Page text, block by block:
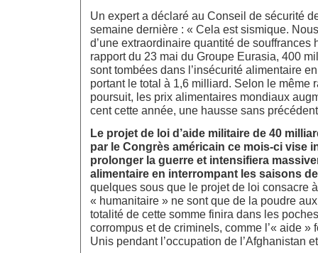
Un expert a déclaré au Conseil de sécurité
semaine dernière : « Cela est sismique.
d’une extraordinaire quantité de souffrances
rapport du 23 mai du Groupe Eurasia, 400
sont tombées dans l’insécurité alimentaire
portant le total à 1,6 milliard. Selon le même
poursuit, les prix alimentaires mondiaux
cent cette année, une hausse sans
Le projet de loi d’aide militaire de 40
par le Congrès américain ce mois-ci vise
prolonger la guerre et intensifiera
alimentaire en interrompant les saisons
quelques sous que le projet de loi consacre
« humanitaire » ne sont que de la poudre
totalité de cette somme finira dans les
corrompus et de criminels, comme l’« aide »
Unis pendant l’occupation de l’Afghanistan